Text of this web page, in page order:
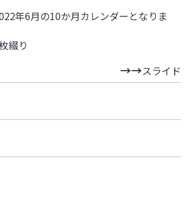
年6月の10か月カレンダーとなりま
綴り
スライド